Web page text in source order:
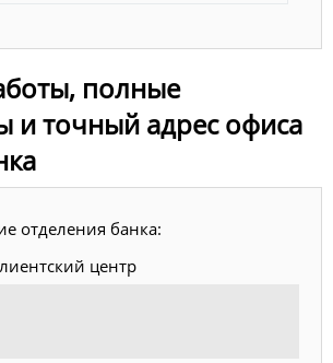
полные
и точный адрес офиса
отделения банка:
центр